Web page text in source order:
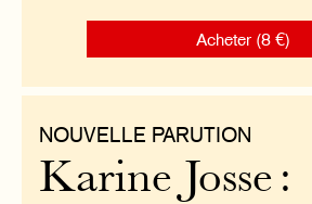
Acheter (8 €)
NOUVELLE PARUTION
Karine Josse :